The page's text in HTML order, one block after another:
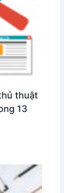
thuật
13